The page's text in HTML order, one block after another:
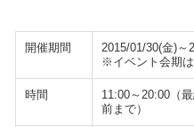
開催期間
2015/01/30(金)～
※イベント会期
時間
11:00～20:00（
前まで）